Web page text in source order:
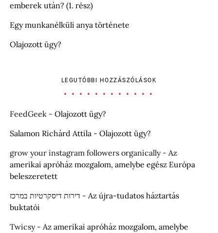
emberek után? (1. rész)
Egy munkanélküli anya története
Olajozott ügy?
LEGUTÓBBI HOZZÁSZÓLÁSOK
FeedGeek - Olajozott ügy?
Salamon Richárd Attila - Olajozott ügy?
grow your instagram followers organically- Az
amerikai apróház mozgalom, amelybe egész Európa
beleszeretett
דירות דיסקרטיות במרכז - Az újra-tudatos háztartás
buktatói
Twicsy- Az amerikai apróház mozgalom, amelybe